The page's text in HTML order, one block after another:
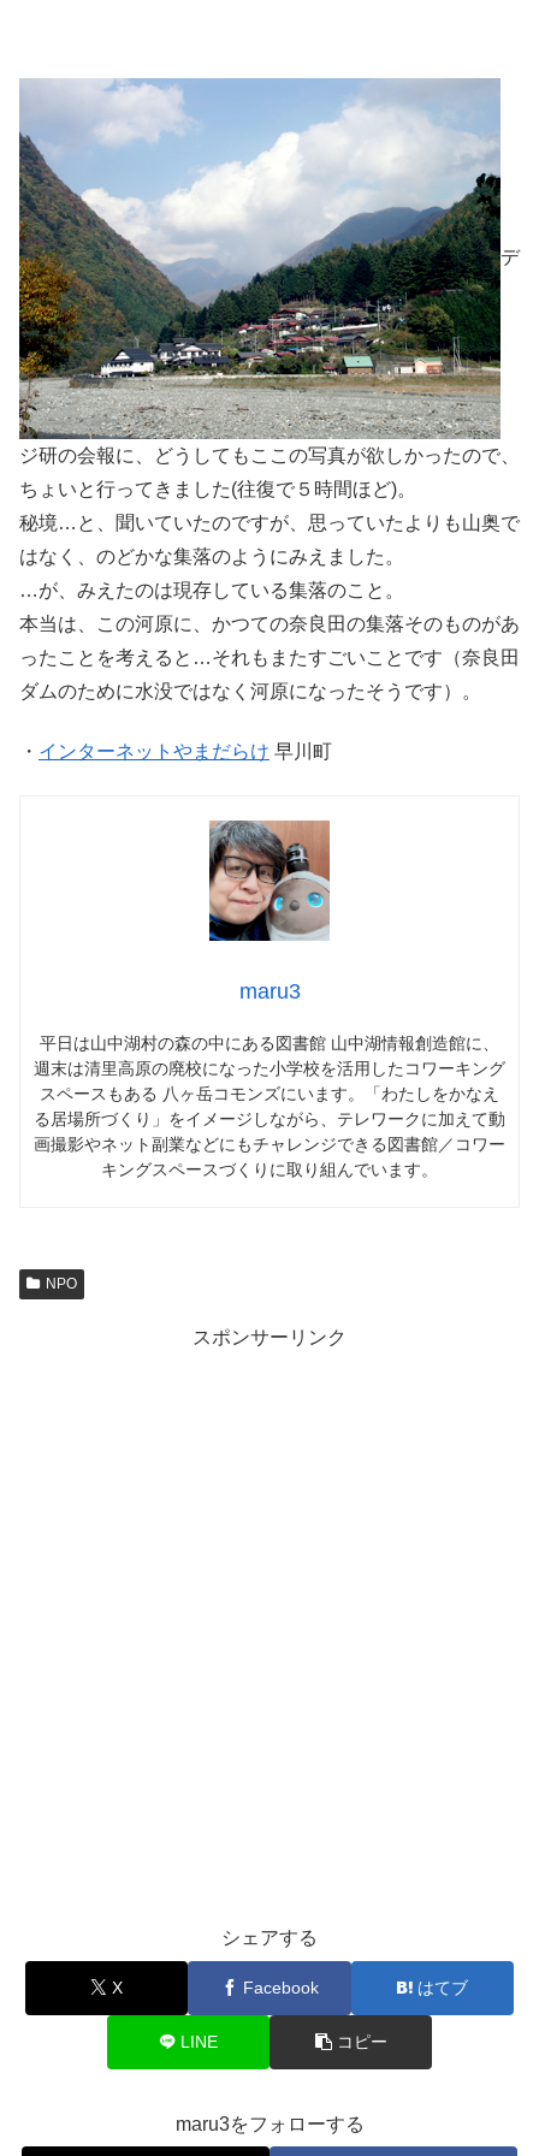
デ
ジ研の会報に、どうしてもここの写真が欲しかったので、
ちょいと行ってきました(往復で５時間ほど)。
秘境…と、聞いていたのですが、思っていたよりも山奥で
はなく、のどかな集落のようにみえました。
…が、みえたのは現存している集落のこと。
本当は、この河原に、かつての奈良田の集落そのものがあ
ったことを考えると…それもまたすごいことです（奈良田
ダムのために水没ではなく河原になったそうです）。
・ インターネットやまだらけ 早川町
maru3
平日は山中湖村の森の中にある図書館 山中湖情報創造館に、
週末は清里高原の廃校になった小学校を活用したコワーキング
スペースもある 八ヶ岳コモンズにいます。「わたしをかなえ
る居場所づくり」をイメージしながら、テレワークに加えて動
画撮影やネット副業などにもチャレンジできる図書館／コワー
キングスペースづくりに取り組んでいます。
NPO
スポンサーリンク
シェアする
X Facebook はてブ
LINE コピー
maru3をフォローする